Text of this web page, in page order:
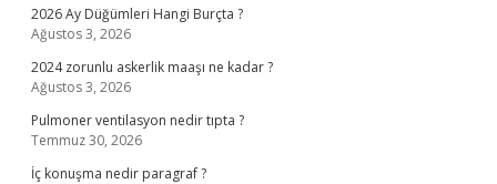
2026 Ay Düğümleri Hangi Burçta ?
Ağustos 3, 2026
2024 zorunlu askerlik maaşı ne kadar ?
Ağustos 3, 2026
Pulmoner ventilasyon nedir tıpta ?
Temmuz 30, 2026
İç konuşma nedir paragraf ?